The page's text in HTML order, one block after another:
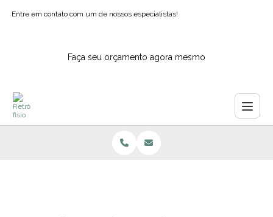
Entre em contato com um de nossos especialistas!
Faça seu orçamento agora mesmo